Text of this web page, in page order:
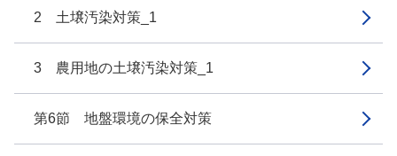
2 土壌汚染対策_1
3 農用地の土壌汚染対策_1
第6節 地盤環境の保全対策